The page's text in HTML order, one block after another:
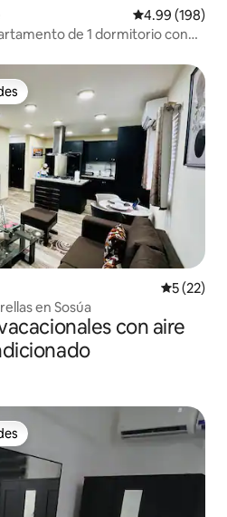
Calificación
4.99 (198)
de 1 dormitorio con
5 (22)
en Sosúa
con aire